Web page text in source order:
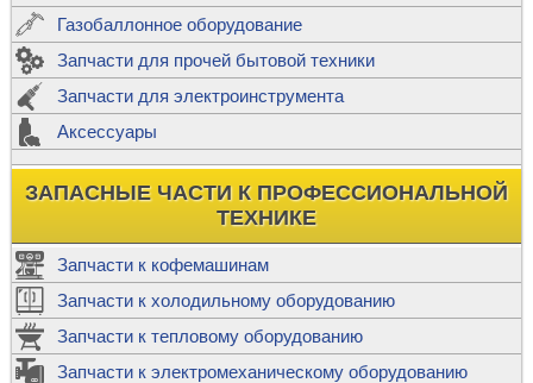
Газобаллонное оборудование
Запчасти для прочей бытовой техники
Запчасти для электроинструмента
Аксессуары
ЗАПАСНЫЕ ЧАСТИ К ПРОФЕССИОНАЛЬНОЙ
ТЕХНИКЕ
Запчасти к кофемашинам
Запчасти к холодильному оборудованию
Запчасти к тепловому оборудованию
Запчасти к электромеханическому оборудованию